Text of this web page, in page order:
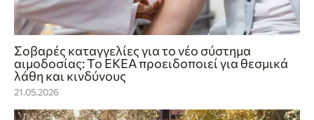
Σοβαρές καταγγελίες για το νέο σύστημα
αιμοδοσίας: Το ΕΚΕΑ προειδοποιεί για θεσμικά
λάθη και κινδύνους
21.05.2026